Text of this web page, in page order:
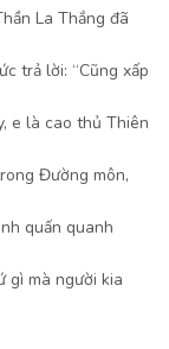
La Thắng đã
trả lời: “Cũng xấp
e là cao thủ Thiên
Đường môn,
quấn quanh
gì mà người kia